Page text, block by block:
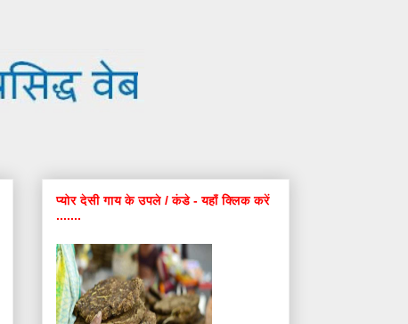
प्योर देसी गाय के उपले / कंडे - यहाँ क्लिक करें
.......